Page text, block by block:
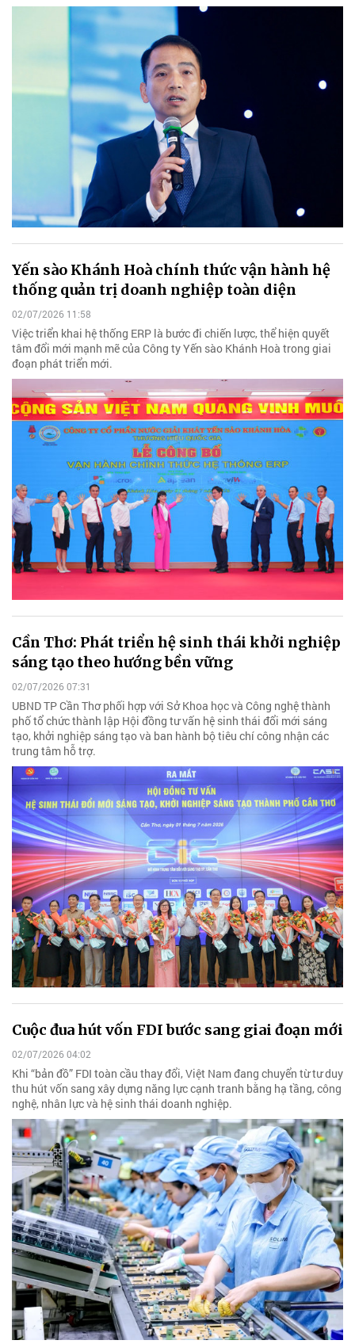
Yến sào Khánh Hoà chính thức vận hành hệ
thống quản trị doanh nghiệp toàn diện
02/07/2026 11:58
Việc triển khai hệ thống ERP là bước đi chiến lược, thể hiện quyết
tâm đổi mới mạnh mẽ của Công ty Yến sào Khánh Hoà trong giai
đoạn phát triển mới.
Cần Thơ: Phát triển hệ sinh thái khởi nghiệp
sáng tạo theo hướng bền vững
02/07/2026 07:31
UBND TP Cần Thơ phối hợp với Sở Khoa học và Công nghệ thành
phố tổ chức thành lập Hội đồng tư vấn hệ sinh thái đổi mới sáng
tạo, khởi nghiệp sáng tạo và ban hành bộ tiêu chí công nhận các
trung tâm hỗ trợ.
Cuộc đua hút vốn FDI bước sang giai đoạn mới
02/07/2026 04:02
Khi “bản đồ” FDI toàn cầu thay đổi, Việt Nam đang chuyển từ tư duy
thu hút vốn sang xây dựng năng lực cạnh tranh bằng hạ tầng, công
nghệ, nhân lực và hệ sinh thái doanh nghiệp.